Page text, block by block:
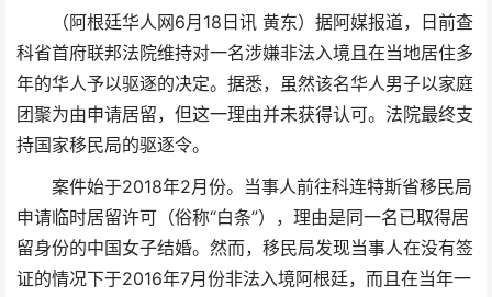
（阿根廷华人网6月18日讯 黄东）据阿媒报道，日前查
科省首府联邦法院维持对一名涉嫌非法入境且在当地居住多
年的华人予以驱逐的决定。据悉，虽然该名华人男子以家庭
团聚为由申请居留，但这一理由并未获得认可。法院最终支
持国家移民局的驱逐令。
案件始于2018年2月份。当事人前往科连特斯省移民局
申请临时居留许可（俗称“白条”），理由是同一名已取得居
留身份的中国女子结婚。然而，移民局发现当事人在没有签
证的情况下于2016年7月份非法入境阿根廷，而且在当年一